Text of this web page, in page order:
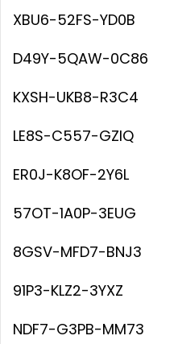
XBU6-52FS-YD0B
D49Y-5QAW-0C86
KXSH-UKB8-R3C4
LE8S-C557-GZIQ
ER0J-K8OF-2Y6L
57OT-1A0P-3EUG
8GSV-MFD7-BNJ3
91P3-KLZ2-3YXZ
NDF7-G3PB-MM73